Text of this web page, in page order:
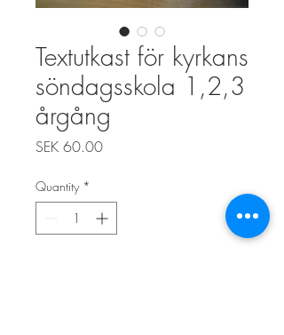
Textutkast för kyrkans
söndagsskola 1,2,3
årgång
SEK 60.00Price
Quantity *